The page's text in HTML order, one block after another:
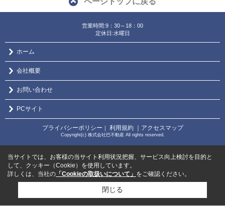
営業時間:9：30～18：00
定休日:水曜日
ホーム
会社概要
お問い合わせ
PCサイト
プライバシーポリシー 利用規約 ｜アクセスマップ
Copyright(c) 株式会社巴不動産 All rights reserved.
当サイトでは、お客様の当サイト利用状況把握、サービス向上検討を目的と
して、クッキー（Cookie）を使用しています。
詳しくは、当社の 「Cookieの取扱いについて」 をご確認ください。
閉じる